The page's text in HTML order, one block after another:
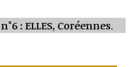
: ELLES, Coréennes.